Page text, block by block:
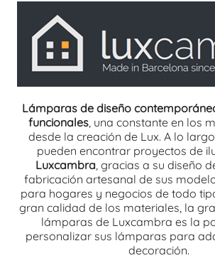
Lámparas de diseño
funcionales, una constante en los
desde la creación de Lux. A lo
pueden encontrar proyectos de
Luxcambra , gracias a su diseño
fabricación artesanal de sus
para hogares y negocios de todo
gran calidad de los materiales, la
lámparas de Luxcambra es la
personalizar sus lámparas para
decoración.